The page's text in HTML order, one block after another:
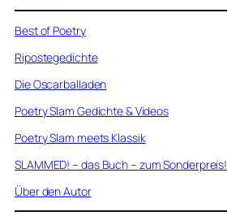
Best of Poetry
Ripostegedichte
Die Oscarballaden
Poetry Slam Gedichte & Videos
Poetry Slam meets Klassik
SLAMMED! – das Buch – zum Sonderpreis!
Über den Autor